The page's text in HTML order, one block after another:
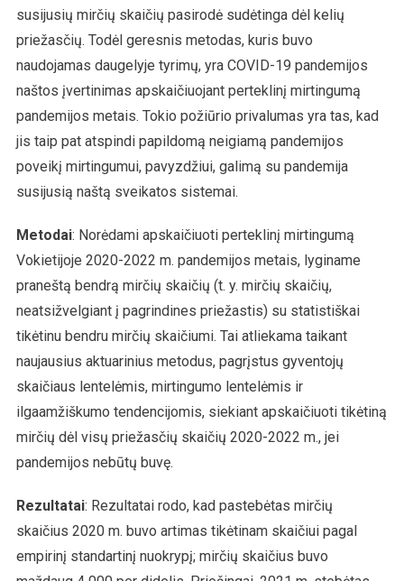
susijusių mirčių skaičių pasirodė sudėtinga dėl kelių
priežasčių. Todėl geresnis metodas, kuris buvo
naudojamas daugelyje tyrimų, yra COVID-19 pandemijos
naštos įvertinimas apskaičiuojant perteklinį mirtingumą
pandemijos metais. Tokio požiūrio privalumas yra tas, kad
jis taip pat atspindi papildomą neigiamą pandemijos
poveikį mirtingumui, pavyzdžiui, galimą su pandemija
susijusią naštą sveikatos sistemai.
Metodai: Norėdami apskaičiuoti perteklinį mirtingumą
Vokietijoje 2020-2022 m. pandemijos metais, lyginame
praneštą bendrą mirčių skaičių (t. y. mirčių skaičių,
neatsižvelgiant į pagrindines priežastis) su statistiškai
tikėtinu bendru mirčių skaičiumi. Tai atliekama taikant
naujausius aktuarinius metodus, pagrįstus gyventojų
skaičiaus lentelėmis, mirtingumo lentelėmis ir
ilgaamžiškumo tendencijomis, siekiant apskaičiuoti tikėtiną
mirčių dėl visų priežasčių skaičių 2020-2022 m., jei
pandemijos nebūtų buvę.
Rezultatai: Rezultatai rodo, kad pastebėtas mirčių
skaičius 2020 m. buvo artimas tikėtinam skaičiui pagal
empirinį standartinį nuokrypį; mirčių skaičius buvo